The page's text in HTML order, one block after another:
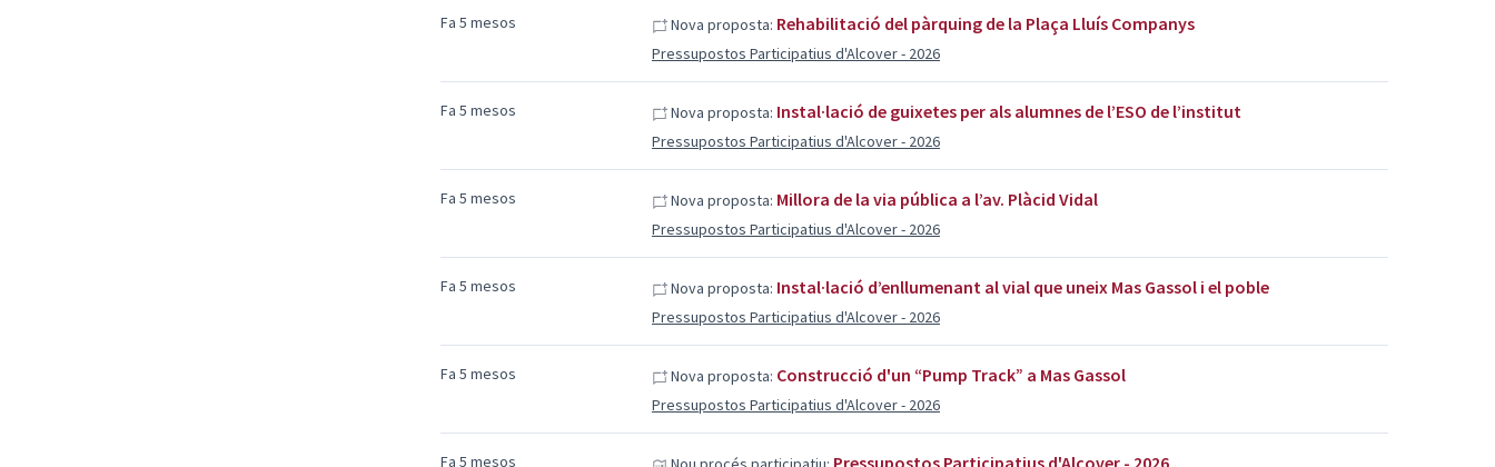
Fa 5 mesos Nova proposta: Rehabilitació del pàrquing de la Plaça Lluís Companys
Pressupostos Participatius d'Alcover - 2026
Fa 5 mesos Nova proposta: Instal·lació de guixetes per als alumnes de l’ESO de l’institut
Pressupostos Participatius d'Alcover - 2026
Fa 5 mesos Nova proposta: Millora de la via pública a l’av. Plàcid Vidal
Pressupostos Participatius d'Alcover - 2026
Fa 5 mesos Nova proposta: Instal·lació d’enllumenant al vial que uneix Mas Gassol i el poble
Pressupostos Participatius d'Alcover - 2026
Fa 5 mesos Nova proposta: Construcció d'un “Pump Track” a Mas Gassol
Pressupostos Participatius d'Alcover - 2026
Fa 5 mesos Pressupostos Participatius d'Alcover - 2026